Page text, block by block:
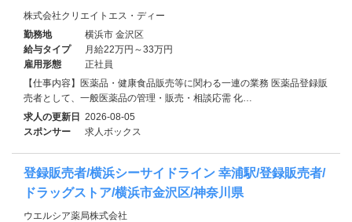
株式会社クリエイトエス・ディー
勤務地
横浜市 金沢区
給与タイプ
月給22万円～33万円
雇用形態
正社員
【仕事内容】医薬品・健康食品販売等に関わる一連の業務 医薬品登録販
売者として、一般医薬品の管理・販売・相談応需 化…
求人の更新日 2026-08-05
スポンサー
求人ボックス
登録販売者/横浜シーサイドライン 幸浦駅/登録販売者/
ドラッグストア/横浜市金沢区/神奈川県
ウエルシア薬局株式会社